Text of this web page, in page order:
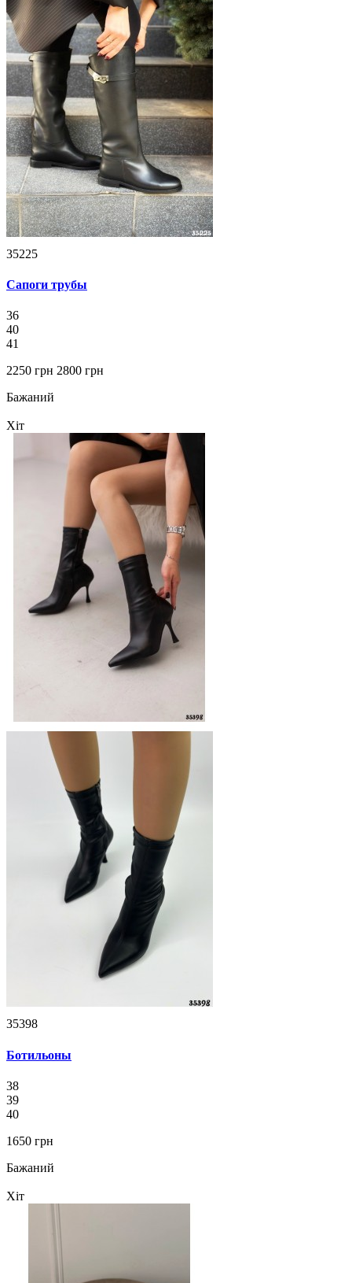
35225
Сапоги трубы
36
40
41
2250 грн 2800 грн
Бажаний
Хіт
35398
Ботильоны
38
39
40
1650 грн
Бажаний
Хіт